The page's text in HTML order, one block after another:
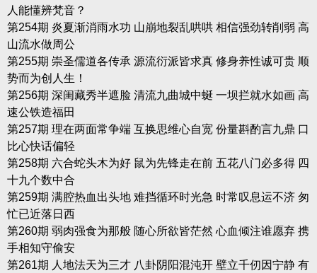
人能懂辨梵音？
第254期 炎夏渐消雨水功 山崩地裂乱哄哄 相信强劲转削弱 高
山流水做周公
第255期 崇圣儒道各传承 源流衍派皆求真 修身养性诚可贵 顺
势而为创人生！
第256期 深闺藏秀半遮脸 清流九曲城中蜒 一坝拦就水如画 高
速公铁造福田
第257期 理在两面常争端 互换思维心自宽 份量斟酌言九鼎 口
比心快话偏轻
第258期 六合蛇头木为好 鼠为先锋走在前 五花八门必多得 四
十九个数中合
第259期 满腔热血出头地 难挡循环时光急 时常叹息运不济 匆
忙已近落日西
第260期 弱肉强食为那般 随心所欲皆茫然 心血倾注谁愿弃 携
手相知守偷安
第261期 人地法天为三才 八卦阴阳混沌开 壁立千仞因宁静 有